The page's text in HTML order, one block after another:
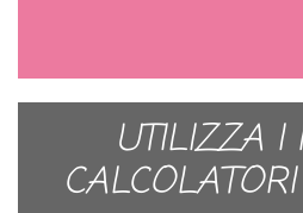
UTILIZZA I